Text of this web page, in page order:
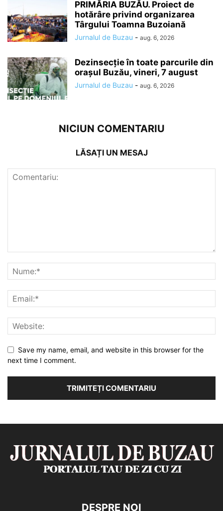
PRIMĂRIA BUZĂU. Proiect de
hotărâre privind organizarea
Târgului Toamna Buzoiană
Jurnalul de Buzau - aug. 6, 2026
Dezinsecție în toate parcurile din
orașul Buzău, vineri, 7 august
Jurnalul de Buzau - aug. 6, 2026
NICIUN COMENTARIU
LĂSAȚI UN MESAJ
Save my name, email, and website in this browser for the
next time I comment.
DESPRE NOI